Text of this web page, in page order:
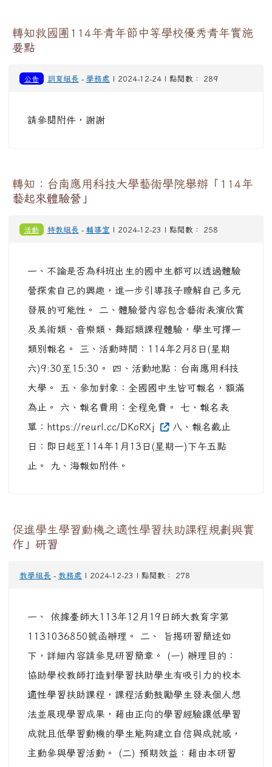
轉知救國團114年青年節中等學校優秀青年實施
要點
公告 訓育組長 - 學務處 | 2024-12-24 | 點閱數： 289
請參閱附件，謝謝
轉知：台南應用科技大學藝術學院舉辦「114年
藝起來體驗營」
活動 特教組長 - 輔導室 | 2024-12-23 | 點閱數： 258
一、不論是否為科班出生的國中生都可以透過體驗
營探索自己的興趣，進一步引導孩子瞭解自己多元
發展的可能性。 二、體驗營內容包含藝術表演欣賞
及美術類、音樂類、舞蹈類課程體驗，學生可擇一
類別報名。 三、活動時間：114年2月8日(星期
六)9:30至15:30。 四、活動地點：台南應用科技
大學。 五、參加對象：全國國中生皆可報名，額滿
為止。 六、報名費用：全程免費。 七、報名表
單：https://reurl.cc/DKoRXj
八、報名截止
日：即日起至114年1月13日(星期一)下午五點
止。 九、海報如附件。
促進學生學習動機之適性學習扶助課程規劃與實
作」研習
教學組長 - 教務處 | 2024-12-23 | 點閱數： 278
一、 依據臺師大113年12月19日師大教育字第
1131036850號函辦理。 二、 旨揭研習簡述如
下，詳細內容請參見研習簡章。 (一) 辦理目的：
協助學校教師打造對學習扶助學生有吸引力的校本
適性學習扶助課程，課程活動鼓勵學生發表個人想
法並展現學習成果，藉由正向的學習經驗讓低學習
成就且低學習動機的學生能夠建立自信與成就感，
主動參與學習活動。 (二) 預期效益：藉由本研習